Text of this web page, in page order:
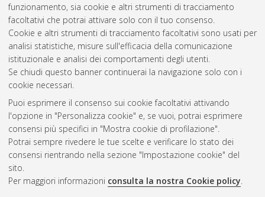
funzionamento, sia cookie e altri strumenti di tracciamento
facoltativi che potrai attivare solo con il tuo consenso.
Cookie e altri strumenti di tracciamento facoltativi sono usati per
analisi statistiche, misure sull'efficacia della comunicazione
istituzionale e analisi dei comportamenti degli utenti.
Se chiudi questo banner continuerai la navigazione solo con i
cookie necessari.
Puoi esprimere il consenso sui cookie facoltativi attivando
l'opzione in "Personalizza cookie" e, se vuoi, potrai esprimere
consensi più specifici in "Mostra cookie di profilazione".
Potrai sempre rivedere le tue scelte e verificare lo stato dei
consensi rientrando nella sezione "Impostazione cookie" del
sito.
Per maggiori informazioni consulta la nostra Cookie policy.
Vedi altre statistiche
Gestione del documento:
Atom
Rss
AMS Acta
ISSN: 2038-7954
re3data.org -
doi.org/10.17616/R3P19R
Servizio implementato e
Impostazioni Cookie